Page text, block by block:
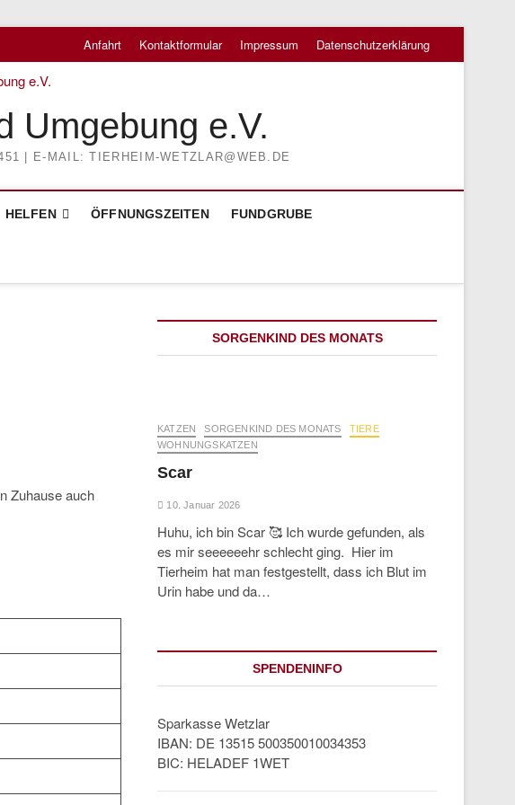
Anfahrt Kontaktformular Impressum Datenschutzerklärung
Umgebung e.V.
| E-MAIL: TIERHEIM-WETZLAR@WEB.DE
HELFEN ÖFFNUNGSZEITEN FUNDGRUBE
Zuhause auch
SORGENKIND DES MONATS
KATZEN SORGENKIND DES MONATS
TIERE
WOHNUNGSKATZEN
Scar
10. Januar 2026
Huhu, ich bin Scar 🥰 Ich wurde gefunden, als
es mir seeeeeehr schlecht ging. Hier im
Tierheim hat man festgestellt, dass ich Blut im
Urin habe und da…
SPENDENINFO
Sparkasse Wetzlar
IBAN: DE 13515 500350010034353
BIC: HELADEF 1WET